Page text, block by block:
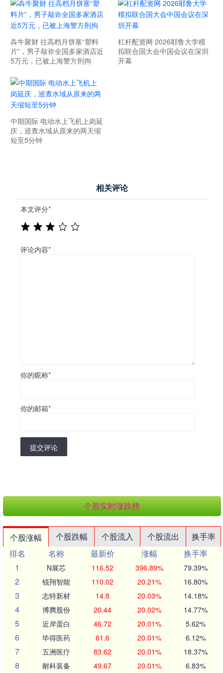
犇牛聚财 往高档月饼塞“塑料
片”，男子敲诈全国多家酒店近
5万元，已被上海警方刑拘
杠杆配资网 2026耶鲁大学模
拟联合国大会中国会议在深圳
开幕
中期国际 电动水上飞机上岗延
庆，巡查水域从原来的两天缩
短至5分钟
相关评论
本文评分*
评论内容*
你的昵称*
你的邮箱*
提交评论
个股实时涨跌榜
个股涨幅 个股跌幅 个股流入 个股流出
换手率
排名
名称 最新价 涨幅
换手率
1
N展芯 116.52 396.89% 79.39%
2 锐翔智能 110.02 20.21% 16.80%
3 志特新材 14.8 20.03% 14.18%
4 博腾股份 20.44 20.02% 14.77%
5 近岸蛋白 46.72 20.01% 5.62%
6 毕得医药 61.6 20.01% 6.12%
7 五洲医疗 83.62 20.01% 18.37%
8 耐科装备 49.67 20.01% 6.83%